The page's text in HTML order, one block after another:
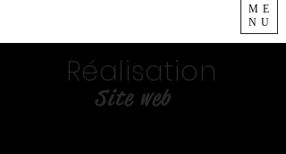
ME
NU
Réalisation
Site web